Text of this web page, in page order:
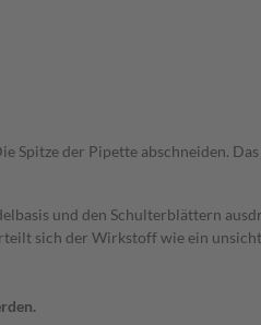
der Pipette abschneiden.
und den Schulterblättern
sich der Wirkstoff wie ein